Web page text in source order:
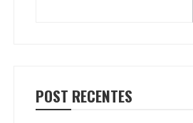
POST RECENTES